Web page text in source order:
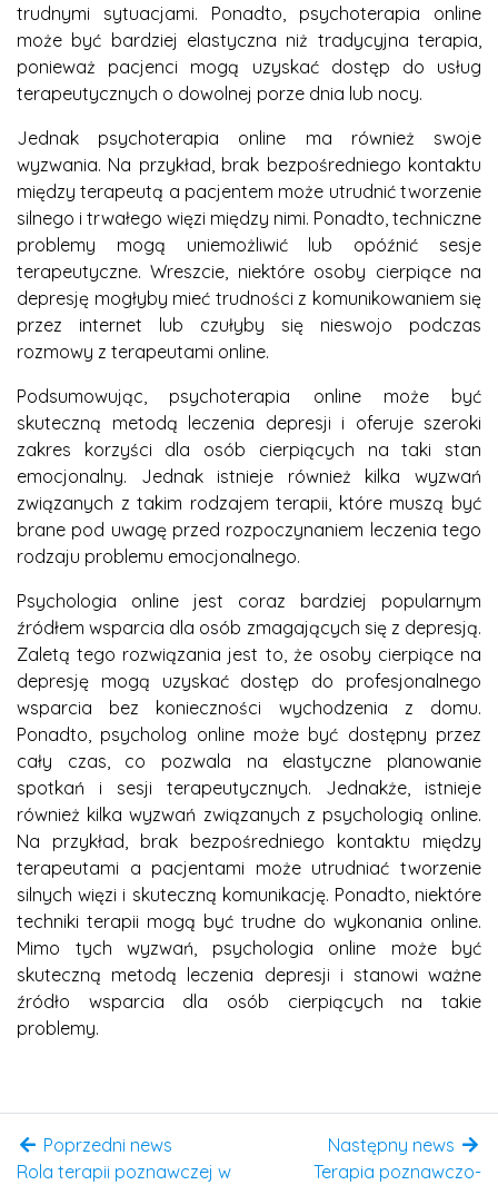
trudnymi sytuacjami. Ponadto, psychoterapia online
może być bardziej elastyczna niż tradycyjna terapia,
ponieważ pacjenci mogą uzyskać dostęp do usług
terapeutycznych o dowolnej porze dnia lub nocy.
Jednak psychoterapia online ma również swoje
wyzwania. Na przykład, brak bezpośredniego kontaktu
między terapeutą a pacjentem może utrudnić tworzenie
silnego i trwałego więzi między nimi. Ponadto, techniczne
problemy mogą uniemożliwić lub opóźnić sesje
terapeutyczne. Wreszcie, niektóre osoby cierpiące na
depresję mogłyby mieć trudności z komunikowaniem się
przez internet lub czułyby się nieswojo podczas
rozmowy z terapeutami online.
Podsumowując, psychoterapia online może być
skuteczną metodą leczenia depresji i oferuje szeroki
zakres korzyści dla osób cierpiących na taki stan
emocjonalny. Jednak istnieje również kilka wyzwań
związanych z takim rodzajem terapii, które muszą być
brane pod uwagę przed rozpoczynaniem leczenia tego
rodzaju problemu emocjonalnego.
Psychologia online jest coraz bardziej popularnym
źródłem wsparcia dla osób zmagających się z depresją.
Zaletą tego rozwiązania jest to, że osoby cierpiące na
depresję mogą uzyskać dostęp do profesjonalnego
wsparcia bez konieczności wychodzenia z domu.
Ponadto, psycholog online może być dostępny przez
cały czas, co pozwala na elastyczne planowanie
spotkań i sesji terapeutycznych. Jednakże, istnieje
również kilka wyzwań związanych z psychologią online.
Na przykład, brak bezpośredniego kontaktu między
terapeutami a pacjentami może utrudniać tworzenie
silnych więzi i skuteczną komunikację. Ponadto, niektóre
techniki terapii mogą być trudne do wykonania online.
Mimo tych wyzwań, psychologia online może być
skuteczną metodą leczenia depresji i stanowi ważne
źródło wsparcia dla osób cierpiących na takie
problemy.
Poprzedni news
Rola terapii poznawczej w
Następny news
Terapia poznawczo-